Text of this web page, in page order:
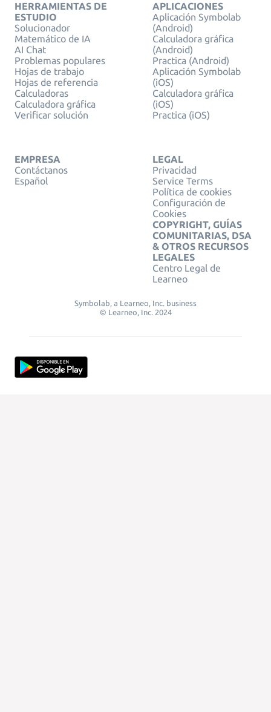
HERRAMIENTAS DE
ESTUDIO
Solucionador
Matemático de IA
AI Chat
Problemas populares
Hojas de trabajo
Hojas de referencia
Calculadoras
Calculadora gráfica
Verificar solución
APLICACIONES
Aplicación Symbolab
(Android)
Calculadora gráfica
(Android)
Practica (Android)
Aplicación Symbolab
(iOS)
Calculadora gráfica
(iOS)
Practica (iOS)
EMPRESA
Contáctanos
Español
LEGAL
Privacidad
Service Terms
Política de cookies
Configuración de
Cookies
COPYRIGHT, GUÍAS
COMUNITARIAS, DSA
& OTROS RECURSOS
LEGALES
Centro Legal de
Learneo
Symbolab, a Learneo, Inc. business
© Learneo, Inc. 2024